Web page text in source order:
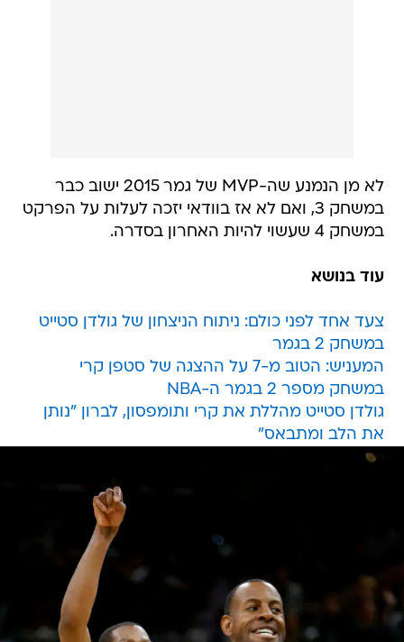
לא מן הנמנע שה-MVP של גמר 2015 ישוב כבר
במשחק 3, ואם לא אז בוודאי יזכה לעלות על הפרקט
במשחק 4 שעשוי להיות האחרון בסדרה.
עוד בנושא
צעד אחד לפני כולם: ניתוח הניצחון של גולדן סטייט
במשחק 2 בגמר
המעניש: הטוב מ-7 על ההצגה של סטפן קרי
במשחק מספר 2 בגמר ה-NBA
גולדן סטייט מהללת את קרי ותומפסון, לברון "נותן
את הלב ומתבאס"